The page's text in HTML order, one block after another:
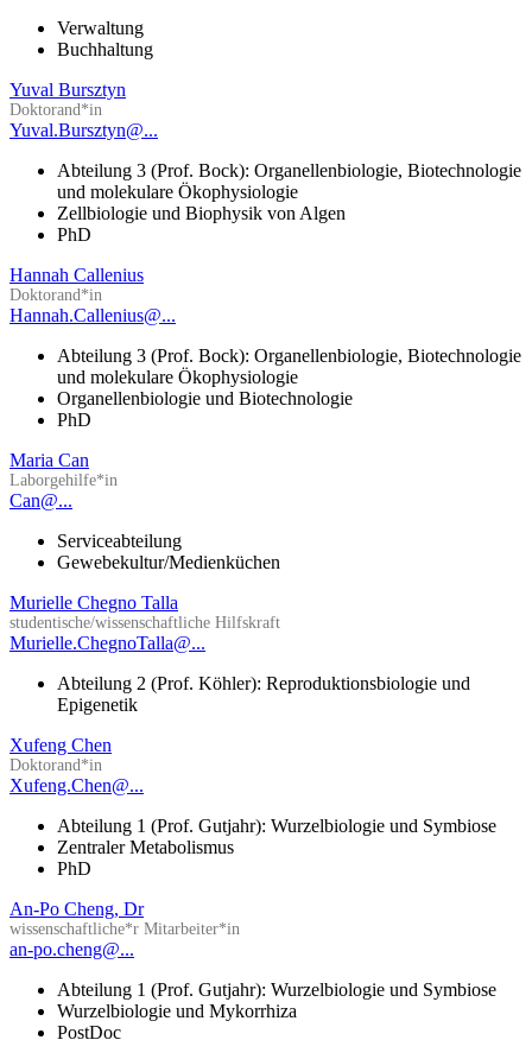
Verwaltung
Buchhaltung
Yuval Bursztyn
Doktorand*in
Yuval.Bursztyn@...
Abteilung 3 (Prof. Bock): Organellenbiologie, Biotechnologie
und molekulare Ökophysiologie
Zellbiologie und Biophysik von Algen
PhD
Hannah Callenius
Doktorand*in
Hannah.Callenius@...
Abteilung 3 (Prof. Bock): Organellenbiologie, Biotechnologie
und molekulare Ökophysiologie
Organellenbiologie und Biotechnologie
PhD
Maria Can
Laborgehilfe*in
Can@...
Serviceabteilung
Gewebekultur/Medienküchen
Murielle Chegno Talla
studentische/wissenschaftliche Hilfskraft
Murielle.ChegnoTalla@...
Abteilung 2 (Prof. Köhler): Reproduktionsbiologie und
Epigenetik
Xufeng Chen
Doktorand*in
Xufeng.Chen@...
Abteilung 1 (Prof. Gutjahr): Wurzelbiologie und Symbiose
Zentraler Metabolismus
PhD
An-Po Cheng, Dr
wissenschaftliche*r Mitarbeiter*in
an-po.cheng@...
Abteilung 1 (Prof. Gutjahr): Wurzelbiologie und Symbiose
Wurzelbiologie und Mykorrhiza
PostDoc